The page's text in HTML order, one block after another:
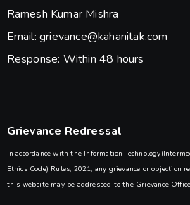
Ramesh Kumar Mishra
Email: grievance@kahanitak.com
Response: Within 48 hours
Grievance Redressal
In accordance with the Information
Ethics Code) Rules, 2021, any grievance or objection
this website may be addressed to the Grievance